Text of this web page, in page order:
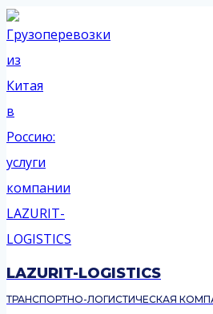
Перейти
к
содержимому
LAZURIT-LOGISTICS
ТРАНСПОРТНО-ЛОГИСТИЧЕСКАЯ